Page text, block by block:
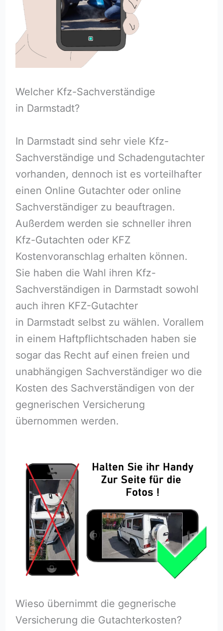
Welcher Kfz-Sachverständige
in Darmstadt?
In Darmstadt sind sehr viele Kfz-
Sachverständige und Schadengutachter
vorhanden, dennoch ist es vorteilhafter
einen Online Gutachter oder online
Sachverständiger zu beauftragen.
Außerdem werden sie schneller ihren
Kfz-Gutachten oder KFZ
Kostenvoranschlag erhalten können.
Sie haben die Wahl ihren Kfz-
Sachverständigen in Darmstadt sowohl
auch ihren KFZ-Gutachter
in Darmstadt selbst zu wählen. Vorallem
in einem Haftpflichtschaden haben sie
sogar das Recht auf einen freien und
unabhängigen Sachverständiger wo die
Kosten des Sachverständigen von der
gegnerischen Versicherung
übernommen werden.
Wieso übernimmt die gegnerische
Versicherung die Gutachterkosten?